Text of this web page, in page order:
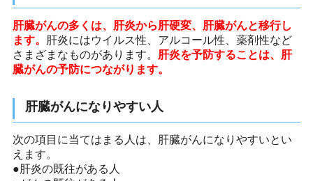
肝臓がんの多くは、肝炎から肝硬変、肝臓がんと移行し
ます。
肝炎にはウイルス性、アルコール性、薬剤性など
さまざまなものがあります。 肝炎を予防することは、肝
臓がんの予防につながります。
肝臓がんになりやすい人
次の項目に当てはまる人は、肝臓がんになりやすいとい
えます。
●肝炎の既往がある人